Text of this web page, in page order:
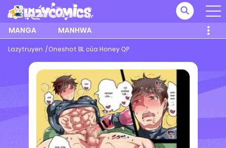
MANGA MANHWA
Lazytruyen Oneshot BL của Honey QP